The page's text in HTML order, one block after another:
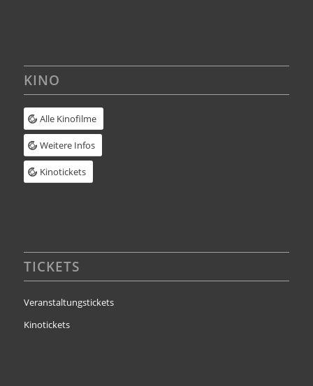
KINO
Alle Kinofilme
Weitere Infos
Kinotickets
TICKETS
Veranstaltungstickets
Kinotickets